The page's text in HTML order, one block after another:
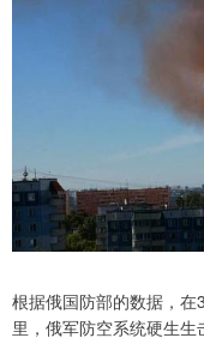
根据俄国防部的数据，
里，俄军防空系统硬生